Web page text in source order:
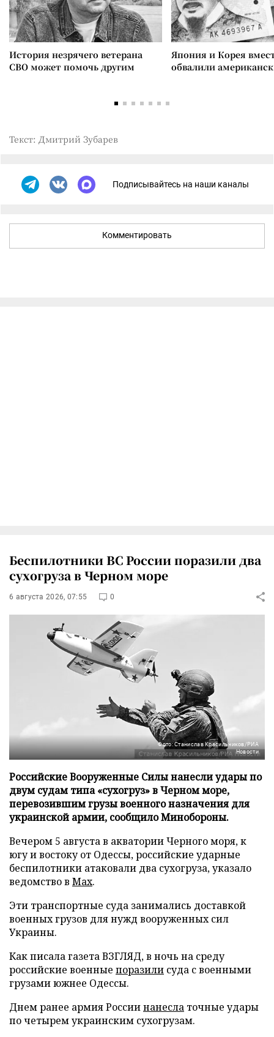
История незрячего ветерана
СВО может помочь другим
Япония и Корея
обвалили
Текст: Дмитрий Зубарев
Подписывайтесь на наши каналы
Комментировать
Беспилотники ВС России поразили два
сухогруза в Черном море
6 августа 2026, 07:55 0
Фото: Станислав Красильников/РИА
Новости
Российские Вооруженные Силы нанесли удары по
двум судам типа «сухогруз» в Черном море,
перевозившим грузы военного назначения для
украинской армии, сообщило Минобороны.
Вечером 5 августа в акватории Черного моря, к
югу и востоку от Одессы, российские ударные
беспилотники атаковали два сухогруза, указало
ведомство в Max.
Эти транспортные суда занимались доставкой
военных грузов для нужд вооруженных сил
Украины.
Как писала газета ВЗГЛЯД, в ночь на среду
российские военные поразили суда с военными
грузами южнее Одессы.
Днем ранее армия Россиинанесла точные удары
по четырем украинским сухогрузам.